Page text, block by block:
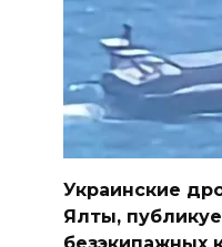
Украинские
Ялты,
безэкипажных